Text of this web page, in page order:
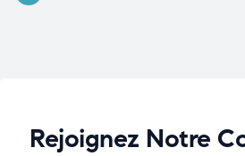
Rejoignez Notre